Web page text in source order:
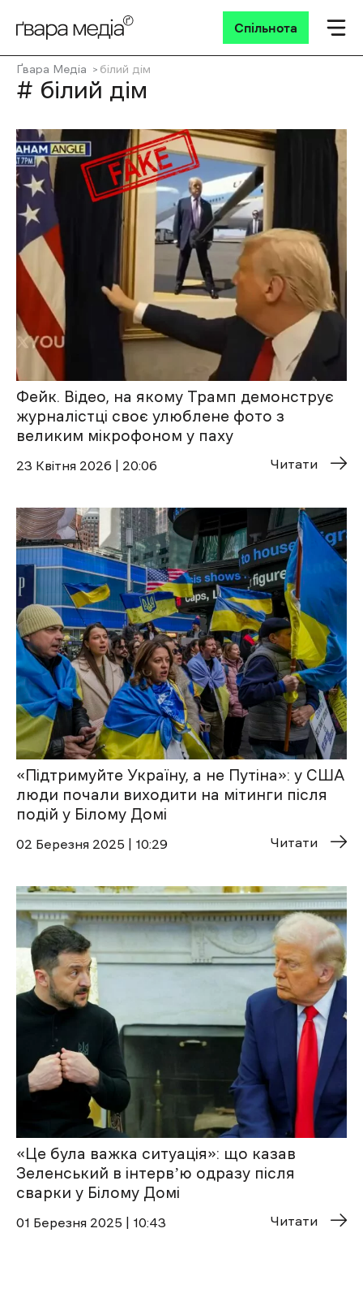
Спільнота
Ґвара Медіа білий дім
# білий дім
Фейк. Відео, на якому Трамп демонструє
журналістці своє улюблене фото з
великим мікрофоном у паху
23 Квітня 2026 | 20:06 Читати
«Підтримуйте Україну, а не Путіна»: у США
люди почали виходити на мітинги після
подій у Білому Домі
02 Березня 2025 | 10:29 Читати
«Це була важка ситуація»: що казав
Зеленський в інтервʼю одразу після
сварки у Білому Домі
01 Березня 2025 | 10:43 Читати